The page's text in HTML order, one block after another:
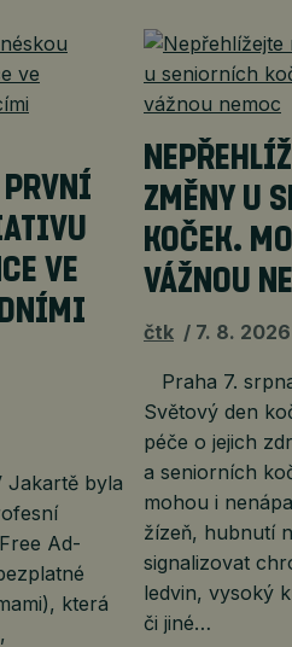
PRVNÍ
VE
Jakartě byla
Ad-
která
ZMĚNY U
KOČEK.
VÁŽNOU
čtk 7. 8. 2026
Praha 7.
Světový den
péče o jejich
a seniorních
mohou i
žízeň, hubnutí
signalizovat
ledvin, vysoký
či jiné…